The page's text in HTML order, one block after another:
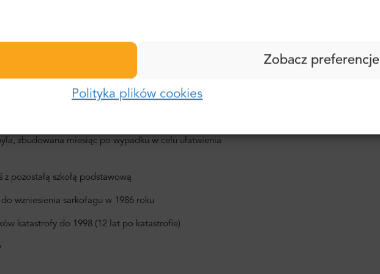
Zobacz preferencje
Polityka plików cookies
chemicznym i bakteriologicznym.
Strefy Wykluczenia.
i stodołami, sklepem i domem jedynego osadnika
zbudowana miesiąc po wypadku w celu ułatwienia
pozostałą szkołą podstawową
wzniesienia sarkofagu w 1986 roku
katastrofy do 1998 (12 lat po katastrofie)
Zapomniałeś hasła?